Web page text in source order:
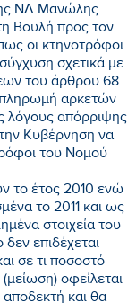
ΝΔ Μανώλης
Βουλή προς τον
οι κτηνοτρόφοι
σχετικά με
του άρθρου 68
αρκετών
λόγους απόρριψης
Κυβέρνηση να
του Νομού
το έτος 2010 ενώ
το 2011 και ως
στοιχεία του
επιδέχεται
σε τι ποσοστό
οφείλεται
και θα